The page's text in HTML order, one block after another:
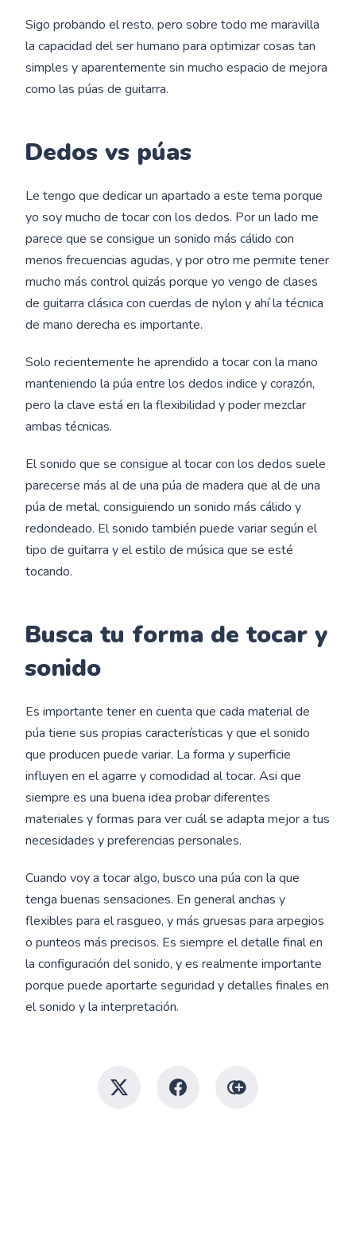
Sigo probando el resto, pero sobre todo me maravilla
la capacidad del ser humano para optimizar cosas tan
simples y aparentemente sin mucho espacio de mejora
como las púas de guitarra.
Dedos vs púas
Le tengo que dedicar un apartado a este tema porque
yo soy mucho de tocar con los dedos. Por un lado me
parece que se consigue un sonido más cálido con
menos frecuencias agudas, y por otro me permite tener
mucho más control quizás porque yo vengo de clases
de guitarra clásica con cuerdas de nylon y ahí la técnica
de mano derecha es importante.
Solo recientemente he aprendido a tocar con la mano
manteniendo la púa entre los dedos indice y corazón,
pero la clave está en la flexibilidad y poder mezclar
ambas técnicas.
El sonido que se consigue al tocar con los dedos suele
parecerse más al de una púa de madera que al de una
púa de metal, consiguiendo un sonido más cálido y
redondeado. El sonido también puede variar según el
tipo de guitarra y el estilo de música que se esté
tocando.
Busca tu forma de tocar y
sonido
Es importante tener en cuenta que cada material de
púa tiene sus propias características y que el sonido
que producen puede variar. La forma y superficie
influyen en el agarre y comodidad al tocar. Asi que
siempre es una buena idea probar diferentes
materiales y formas para ver cuál se adapta mejor a tus
necesidades y preferencias personales.
Cuando voy a tocar algo, busco una púa con la que
tenga buenas sensaciones. En general anchas y
flexibles para el rasgueo, y más gruesas para arpegios
o punteos más precisos. Es siempre el detalle final en
la configuración del sonido, y es realmente importante
porque puede aportarte seguridad y detalles finales en
el sonido y la interpretación.